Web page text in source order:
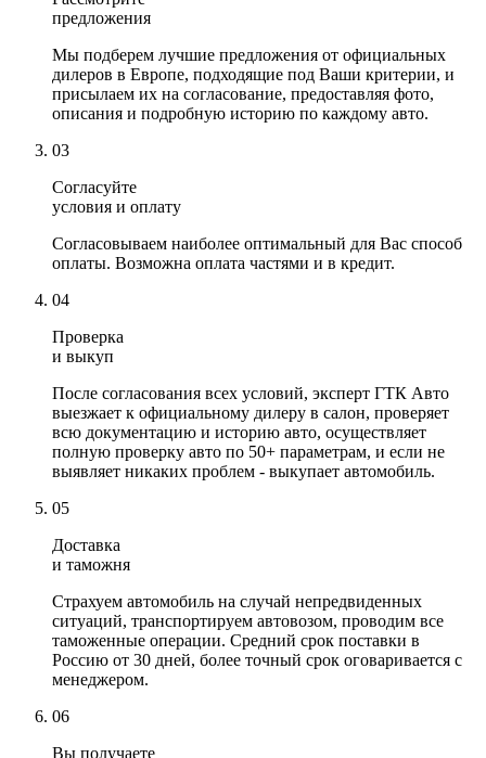
предложения
Мы подберем лучшие предложения от официальных
дилеров в Европе, подходящие под Ваши критерии, и
присылаем их на согласование, предоставляя фото,
описания и подробную историю по каждому авто.
03
Согласуйте
условия и оплату
Согласовываем наиболее оптимальный для Вас способ
оплаты. Возможна оплата частями и в кредит.
04
Проверка
и выкуп
После согласования всех условий, эксперт ГТК Авто
выезжает к официальному дилеру в салон, проверяет
всю документацию и историю авто, осуществляет
полную проверку авто по 50+ параметрам, и если не
выявляет никаких проблем - выкупает автомобиль.
05
Доставка
и таможня
Страхуем автомобиль на случай непредвиденных
ситуаций, транспортируем автовозом, проводим все
таможенные операции. Средний срок поставки в
Россию от 30 дней, более точный срок оговаривается с
менеджером.
06
Вы получаете